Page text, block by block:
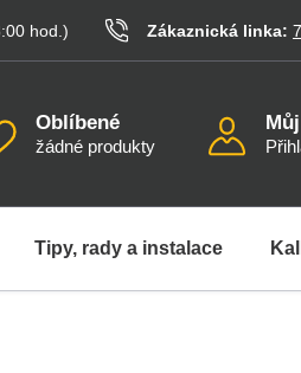
hod. ) Zákaznická linka:
Oblíbené
žádné produkty
Tipy, rady a instalace